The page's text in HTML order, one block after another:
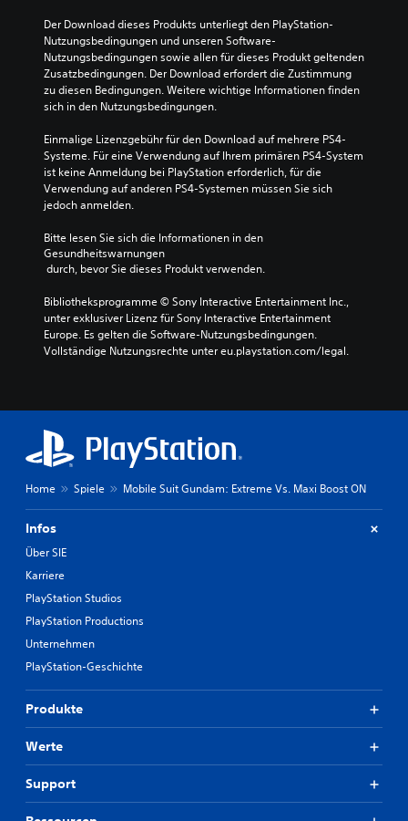
Der Download dieses Produkts unterliegt den PlayStation-
Nutzungsbedingungen und unseren Software-
Nutzungsbedingungen sowie allen für dieses Produkt geltenden
Zusatzbedingungen. Der Download erfordert die Zustimmung
zu diesen Bedingungen. Weitere wichtige Informationen finden
sich in den Nutzungsbedingungen.
Einmalige Lizenzgebühr für den Download auf mehrere PS4-
Systeme. Für eine Verwendung auf Ihrem primären PS4-System
ist keine Anmeldung bei PlayStation erforderlich, für die
Verwendung auf anderen PS4-Systemen müssen Sie sich
jedoch anmelden.
Bitte lesen Sie sich die Informationen in den
Gesundheitswarnungen
durch, bevor Sie dieses Produkt verwenden.
Bibliotheksprogramme © Sony Interactive Entertainment Inc.,
unter exklusiver Lizenz für Sony Interactive Entertainment
Europe. Es gelten die Software-Nutzungsbedingungen.
Vollständige Nutzungsrechte unter eu.playstation.com/legal.
Home Spiele Mobile Suit Gundam: Extreme Vs. Maxi Boost ON
Infos
Über SIE
Karriere
PlayStation Studios
PlayStation Productions
Unternehmen
PlayStation-Geschichte
Produkte
Werte
Support